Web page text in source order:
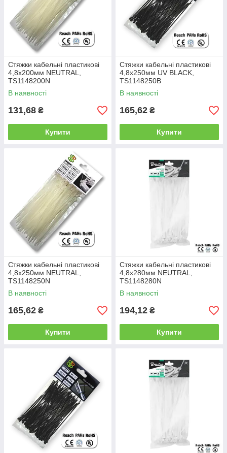
Стяжки кабельні пластикові
4,8x200мм NEUTRAL,
TS1148200N
В наявності
131,68 ₴
Купити
Стяжки кабельні пластикові
4,8x250мм UV BLACK,
TS1148250B
В наявності
165,62 ₴
Купити
Стяжки кабельні пластикові
4,8x250мм NEUTRAL,
TS1148250N
В наявності
165,62 ₴
Купити
Стяжки кабельні пластикові
4,8x280мм NEUTRAL,
TS1148280N
В наявності
194,12 ₴
Купити